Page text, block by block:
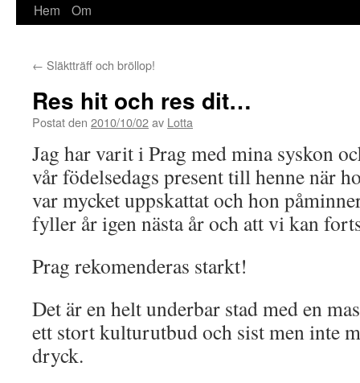
Hem Om
← Släktträff och bröllop!
Res hit och res dit…
Postat den 2010/10/02av Lotta
Jag har varit i Prag med mina syskon
vår födelsedags present till henne när
var mycket uppskattat och hon
fyller år igen nästa år och att vi kan
Prag rekomenderas starkt!
Det är en helt underbar stad med en
ett stort kulturutbud och sist men inte
dryck.